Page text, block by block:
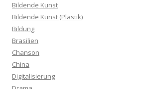
Bildende Kunst
Bildende Kunst (Plastik)
Bildung
Brasilien
Chanson
China
Digitalisierung